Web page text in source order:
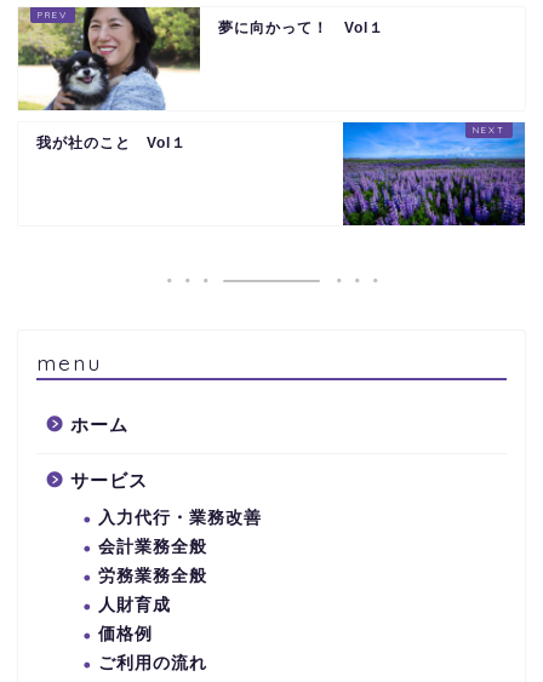
夢に向かって！ Vol１
我が社のこと Vol１
menu
ホーム
サービス
入力代行・業務改善
会計業務全般
労務業務全般
人財育成
価格例
ご利用の流れ